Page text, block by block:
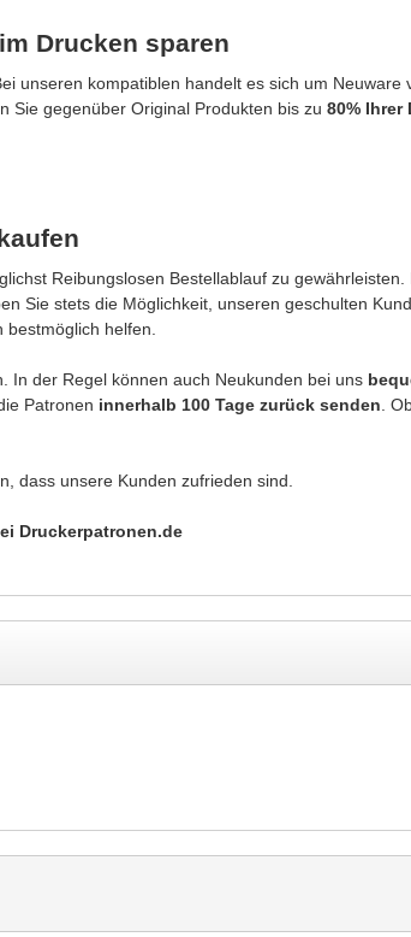
Drucken sparen
unseren kompatiblen handelt es sich um Neuware
Sie gegenüber Original Produkten bis zu 80% Ihrer
Reibungslosen Bestellablauf zu gewährleisten.
Sie stets die Möglichkeit, unseren geschulten
helfen.
In der Regel können auch Neukunden bei uns
Patronen innerhalb 100 Tage zurück senden .
dass unsere Kunden zufrieden sind.
Druckerpatronen.de